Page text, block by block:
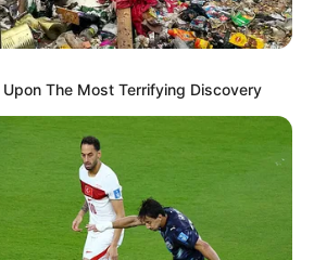
Smartphone Startseite
The Most Terrifying Discovery